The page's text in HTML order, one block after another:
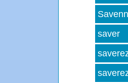
saver